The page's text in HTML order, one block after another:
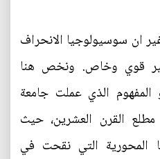
ان سوسيولوجيا الانحراف
قوي وخاص. ونخص هنا
المفهوم الذي عملت جامعة
القرن العشرين، حيث
المحورية التي نقحت في